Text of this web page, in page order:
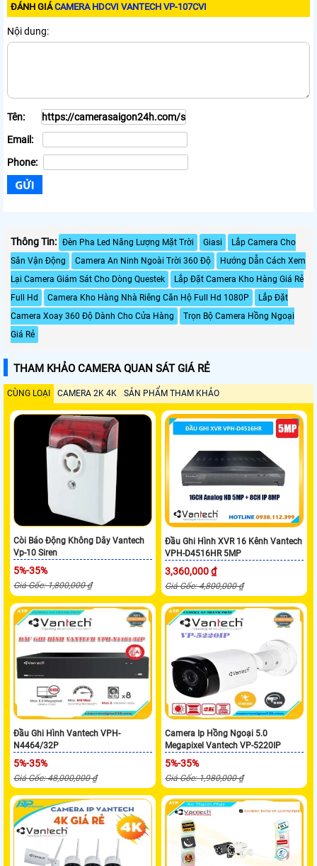
ĐÁNH GIÁCAMERA HDCVI VANTECH VP-107CVI
Nội dung:
Tên:
Email:
Phone:
Thông Tin: Đèn Pha Led Năng Lượng Mặt Trời Giasi
Lắp Camera Cho
Sân Vận Động
Camera An Ninh Ngoài Trời 360 Độ
Hướng Dẫn Cách Xem
Lại Camera Giám Sát Cho Dòng Questek
Lắp Đặt Camera Kho Hàng Giá Rẻ
Full Hd
Camera Kho Hàng Nhà Riêng Căn Hộ Full Hd 1080P
Lắp Đặt
Camera Xoay 360 Độ Dành Cho Cửa Hàng
Trọn Bộ Camera Hồng Ngoại
Giá Rẻ
THAM KHẢO CAMERA QUAN SÁT GIÁ RẺ
CÙNG LOẠI CAMERA 2K 4K SẢN PHẨM THAM KHẢO
Còi Báo Động Không Dây Vantech
Vp-10 Siren
5%-35%
Giá Gốc: 1,800,000 ₫
Đầu Ghi Hình XVR 16 Kênh Vantech
VPH-D4516HR 5MP
3,360,000 ₫
Giá Gốc: 4,800,000 ₫
Đầu Ghi Hình Vantech VPH-
N4464/32P
5%-35%
Giá Gốc: 48,000,000 ₫
Camera Ip Hồng Ngoại 5.0
Megapixel Vantech VP-5220IP
5%-35%
Giá Gốc: 1,980,000 ₫